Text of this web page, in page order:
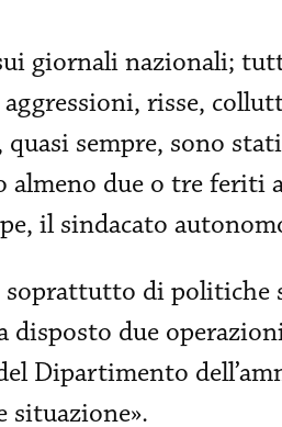
giornali nazionali;
risse,
sempre, sono
due o tre feriti
il sindacato
di politiche
disposto due
Dipartimento
situazione».